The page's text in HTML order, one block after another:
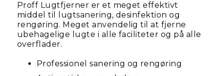
Proff Lugtfjerner er et meget effektivt
middel til lugtsanering, desinfektion og
rengøring. Meget anvendelig til at fjerne
ubehagelige lugte i alle faciliteter og på alle
overflader.
Professionel sanering og rengøring